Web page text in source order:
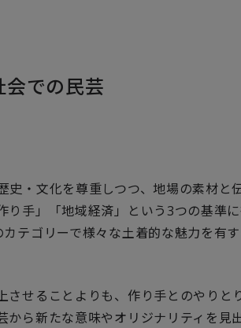
会での民芸
史・文化を尊重しつつ、地場の素材と
り手」「地域経済」という3つの基準に
テゴリーで様々な土着的な魅力を有
させることよりも、作り手とのやりと
ら新たな意味やオリジナリティを見